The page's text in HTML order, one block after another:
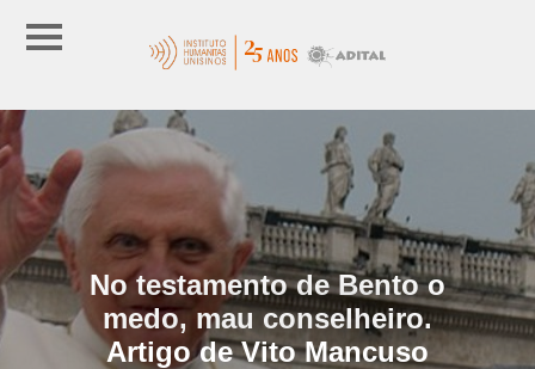
No testamento de Bento o
medo, mau conselheiro.
Artigo de Vito Mancuso